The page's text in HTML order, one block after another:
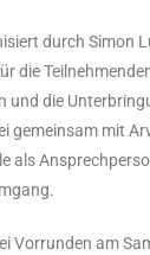
durch Simon
die
und die
gemeinsam mit
als
Vorrunden am